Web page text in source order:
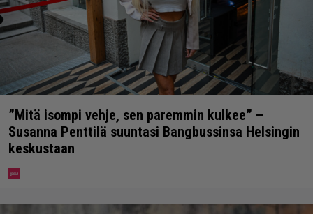
”Mitä isompi vehje, sen paremmin kulkee” –
Susanna Penttilä suuntasi Bangbussinsa Helsingin
keskustaan